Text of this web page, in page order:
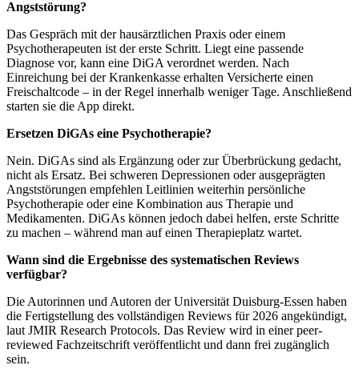
Angststörung?
Das Gespräch mit der hausärztlichen Praxis oder einem
Psychotherapeuten ist der erste Schritt. Liegt eine passende
Diagnose vor, kann eine DiGA verordnet werden. Nach
Einreichung bei der Krankenkasse erhalten Versicherte einen
Freischaltcode – in der Regel innerhalb weniger Tage. Anschließend
starten sie die App direkt.
Ersetzen DiGAs eine Psychotherapie?
Nein. DiGAs sind als Ergänzung oder zur Überbrückung gedacht,
nicht als Ersatz. Bei schweren Depressionen oder ausgeprägten
Angststörungen empfehlen Leitlinien weiterhin persönliche
Psychotherapie oder eine Kombination aus Therapie und
Medikamenten. DiGAs können jedoch dabei helfen, erste Schritte
zu machen – während man auf einen Therapieplatz wartet.
Wann sind die Ergebnisse des systematischen Reviews
verfügbar?
Die Autorinnen und Autoren der Universität Duisburg-Essen haben
die Fertigstellung des vollständigen Reviews für 2026 angekündigt,
laut JMIR Research Protocols. Das Review wird in einer peer-
reviewed Fachzeitschrift veröffentlicht und dann frei zugänglich
sein.